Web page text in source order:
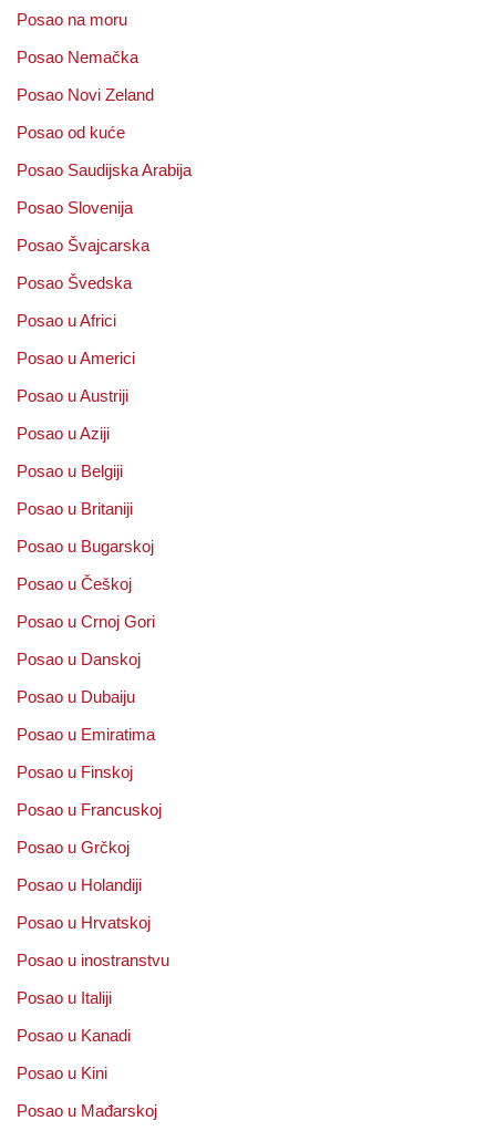
Posao na moru
Posao Nemačka
Posao Novi Zeland
Posao od kuće
Posao Saudijska Arabija
Posao Slovenija
Posao Švajcarska
Posao Švedska
Posao u Africi
Posao u Americi
Posao u Austriji
Posao u Aziji
Posao u Belgiji
Posao u Britaniji
Posao u Bugarskoj
Posao u Češkoj
Posao u Crnoj Gori
Posao u Danskoj
Posao u Dubaiju
Posao u Emiratima
Posao u Finskoj
Posao u Francuskoj
Posao u Grčkoj
Posao u Holandiji
Posao u Hrvatskoj
Posao u inostranstvu
Posao u Italiji
Posao u Kanadi
Posao u Kini
Posao u Mađarskoj